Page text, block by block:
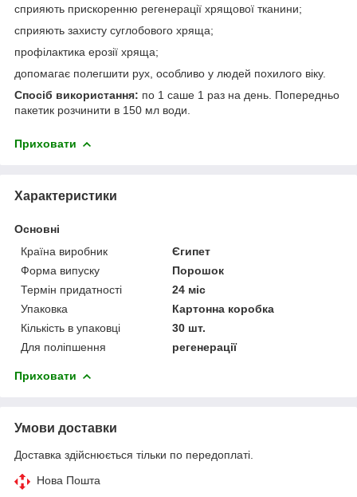
сприяють прискоренню регенерації хрящової тканини;
сприяють захисту суглобового хряща;
профілактика ерозії хряща;
допомагає полегшити рух, особливо у людей похилого віку.
Спосіб використання: по 1 саше 1 раз на день. Попередньо
пакетик розчинити в 150 мл води.
Приховати
Характеристики
Основні
Країна виробник
Єгипет
Форма випуску
Порошок
Термін придатності
24 міс
Упаковка
Картонна коробка
Кількість в упаковці
30 шт.
Для поліпшення
регенерації
Приховати
Умови доставки
Доставка здійснюється тільки по передоплаті.
Нова Пошта